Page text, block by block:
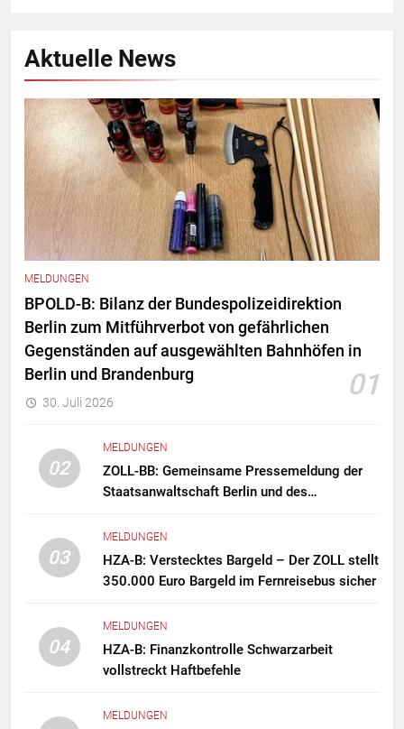
Aktuelle News
MELDUNGEN
BPOLD-B: Bilanz der Bundespolizeidirektion
Berlin zum Mitführverbot von gefährlichen
Gegenständen auf ausgewählten Bahnhöfen in
Berlin und Brandenburg
01
30. Juli 2026
02
MELDUNGEN
ZOLL-BB: Gemeinsame Pressemeldung der
Staatsanwaltschaft Berlin und des
Zollfahndung hebt mutmaßliches
Drogenlabor aus
03
MELDUNGEN
HZA-B: Verstecktes Bargeld – Der ZOLL stellt
350.000 Euro Bargeld im Fernreisebus sicher
04
MELDUNGEN
HZA-B: Finanzkontrolle Schwarzarbeit
vollstreckt Haftbefehle
MELDUNGEN